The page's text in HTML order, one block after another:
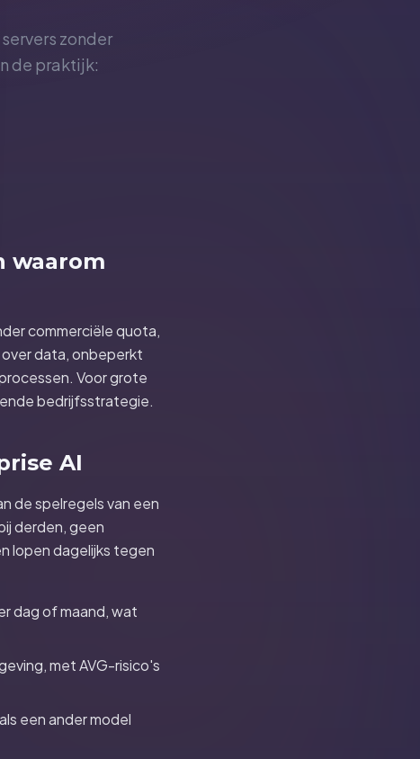
zonder
de praktijk:
waarom
commerciële quota,
data, onbeperkt
Voor grote
bedrijfsstrategie.
AI
de spelregels van een
derden, geen
lopen dagelijks tegen
dag of maand, wat
met AVG-risico's
een ander model